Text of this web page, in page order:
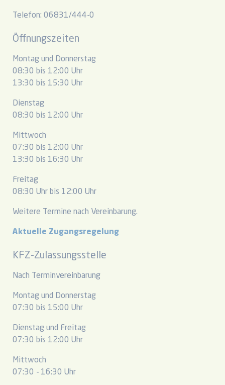
Telefon: 06831/444-0
Öffnungszeiten
Montag und Donnerstag
08:30 bis 12:00 Uhr
13:30 bis 15:30 Uhr
Dienstag
08:30 bis 12:00 Uhr
Mittwoch
07:30 bis 12:00 Uhr
13:30 bis 16:30 Uhr
Freitag
08:30 Uhr bis 12:00 Uhr
Weitere Termine nach Vereinbarung.
Aktuelle Zugangsregelung
KFZ-Zulassungsstelle
Nach Terminvereinbarung
Montag und Donnerstag
07:30 bis 15:00 Uhr
Dienstag und Freitag
07:30 bis 12:00 Uhr
Mittwoch
07:30 - 16:30 Uhr